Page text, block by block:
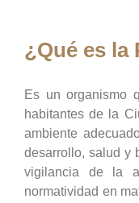
¿Qué es la
Es un organismo
habitantes de la
ambiente
desarrollo, salud y
vigilancia de la
normatividad en